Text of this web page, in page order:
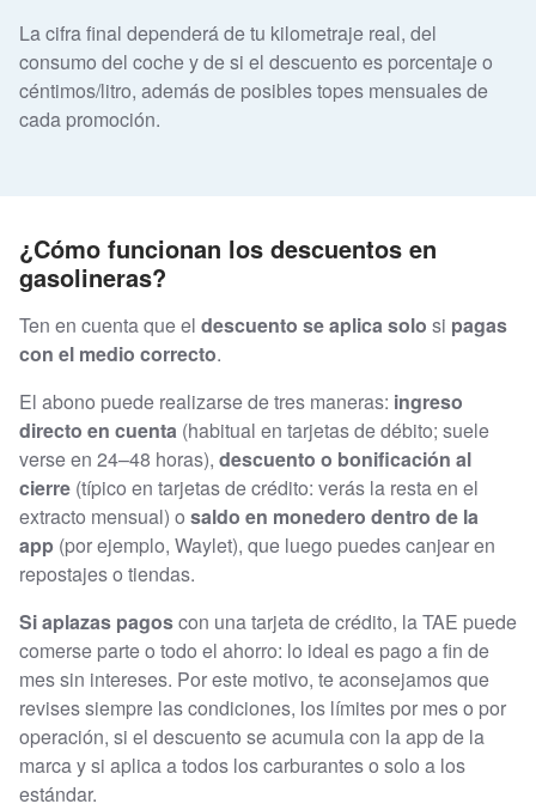
La cifra final dependerá de tu kilometraje real, del
consumo del coche y de si el descuento es porcentaje o
céntimos/litro, además de posibles topes mensuales de
cada promoción.
¿Cómo funcionan los descuentos en
gasolineras?
Ten en cuenta que el descuento se aplica solo si pagas
con el medio correcto.
El abono puede realizarse de tres maneras: ingreso
directo en cuenta (habitual en tarjetas de débito; suele
verse en 24–48 horas), descuento o bonificación al
cierre (típico en tarjetas de crédito: verás la resta en el
extracto mensual) o saldo en monedero dentro de la
app (por ejemplo, Waylet), que luego puedes canjear en
repostajes o tiendas.
Si aplazas pagoscon una tarjeta de crédito, la TAE puede
comerse parte o todo el ahorro: lo ideal es pago a fin de
mes sin intereses. Por este motivo, te aconsejamos que
revises siempre las condiciones, los límites por mes o por
operación, si el descuento se acumula con la app de la
marca y si aplica a todos los carburantes o solo a los
estándar.